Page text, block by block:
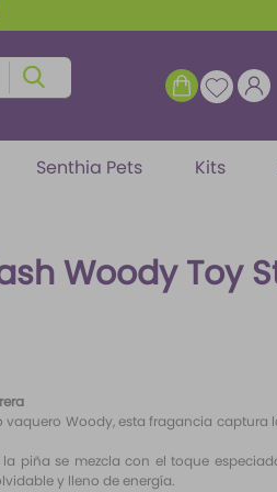
Senthia Pets Kits
Woody Toy
vaquero Woody, esta fragancia captura
piña se mezcla con el toque
y lleno de energía.